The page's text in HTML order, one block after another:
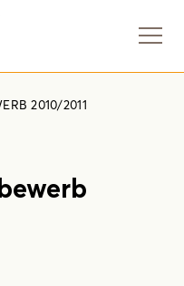
2010/2011